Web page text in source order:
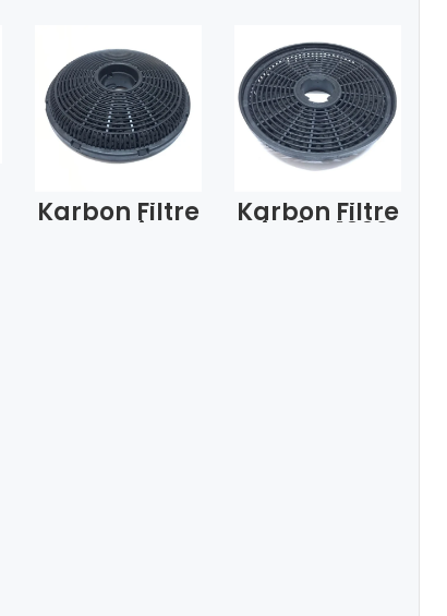
Karbon Filtre
Yeni
Karbon Filtre
Simfer 1009